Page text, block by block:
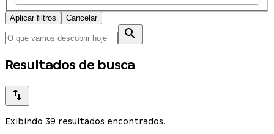
Aplicar filtros Cancelar
Resultados de busca
Exibindo 39 resultados encontrados.